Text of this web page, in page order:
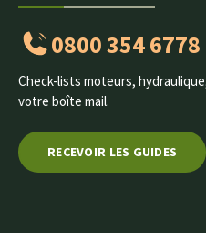
0800 354 6778
Check-lists moteurs,
votre boîte mail.
RECEVOIR LES GUIDES